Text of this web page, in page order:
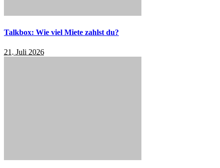
Talkbox: Wie viel Miete zahlst du?
21. Juli 2026